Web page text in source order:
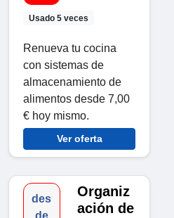
Usado 5 veces
Renueva tu cocina
con sistemas de
almacenamiento de
alimentos desde 7,00
€ hoy mismo.
Ver oferta
des
de
Organiz
ación de